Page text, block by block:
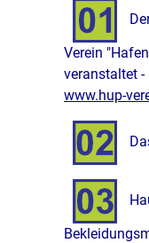
Verein
veranstaltet -
www.hup-